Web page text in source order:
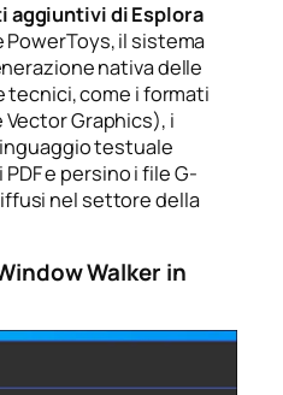
aggiuntivi di Esplora
il sistema
nativa delle
tecnici, come i formati
Graphics), i
testuale
e persino i file G-
nel settore della
Walker in